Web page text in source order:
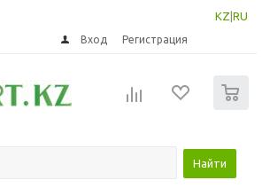
KZ RU
Вход Регистрация
Найти